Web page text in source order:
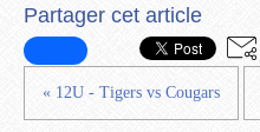
Partager cet article
« 12U - Tigers vs Cougars